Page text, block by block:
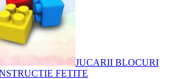
JUCARII BLOCURI
FETITE